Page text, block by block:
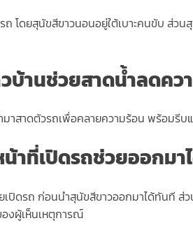
โดยสุนัขสีขาวนอนอยู่ใต้เบาะคนขับ ส่
บ้านช่วยสาดน้ำลดคว
าสาดตัวรถเพื่อคลายความร้อน พร้อมรีบ
น้าที่เปิดรถช่วยออกมา
ปิดรถ ก่อนนำสุนัขสีขาวออกมาได้ทันที
องผู้เห็นเหตุการณ์